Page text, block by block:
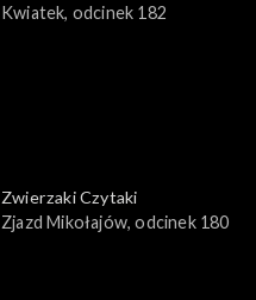
Kwiatek, odcinek 182
Zwierzaki Czytaki
Zjazd Mikołajów, odcinek 180